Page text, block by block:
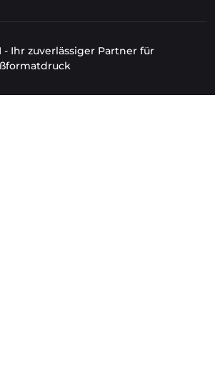
- Ihr zuverlässiger Partner für